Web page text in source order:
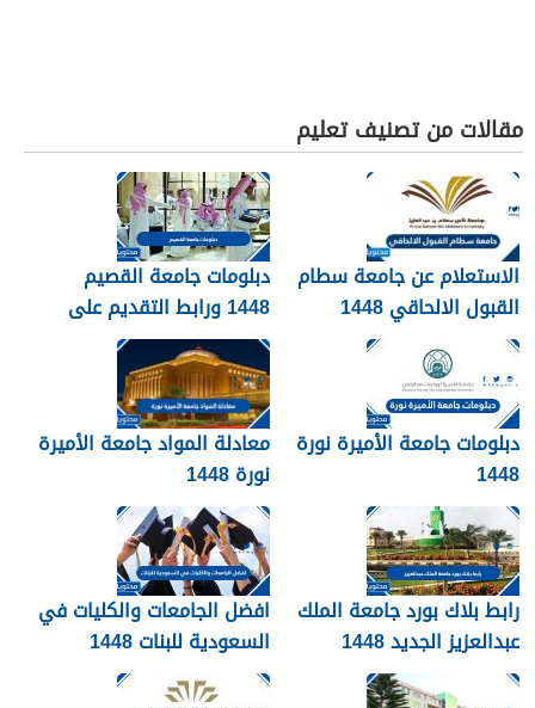
مقالات من تصنيف تعليم
الاستعلام عن جامعة سطام
القبول الالحاقي 1448
دبلومات جامعة القصيم
1448 ورابط التقديم على
دبلومات جامعة القصيم
qudcss.com
دبلومات جامعة الأميرة نورة
1448
معادلة المواد جامعة الأميرة
نورة 1448
رابط بلاك بورد جامعة الملك
عبدالعزيز الجديد 1448
blackboard kau
افضل الجامعات والكليات في
السعودية للبنات 1448